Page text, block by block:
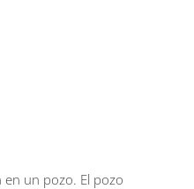
un pozo. El pozo